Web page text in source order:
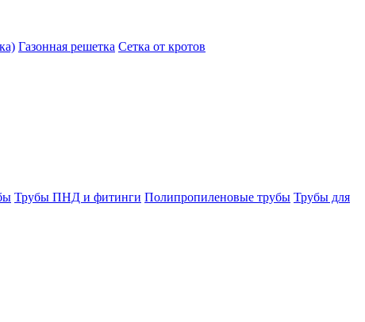
Газонная решетка Сетка от кротов
Трубы ПНД и фитинги Полипропиленовые трубы Трубы для